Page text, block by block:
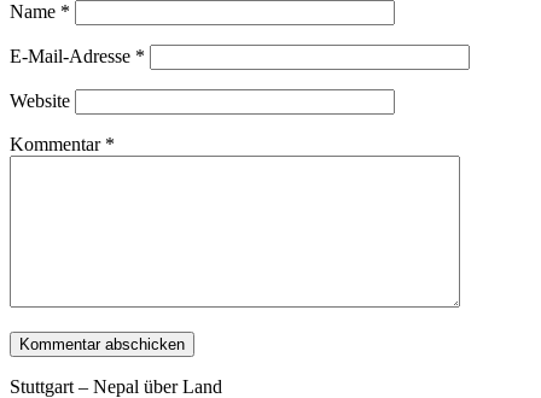
Name *
E-Mail-Adresse *
Website
Kommentar *
Stuttgart – Nepal über Land